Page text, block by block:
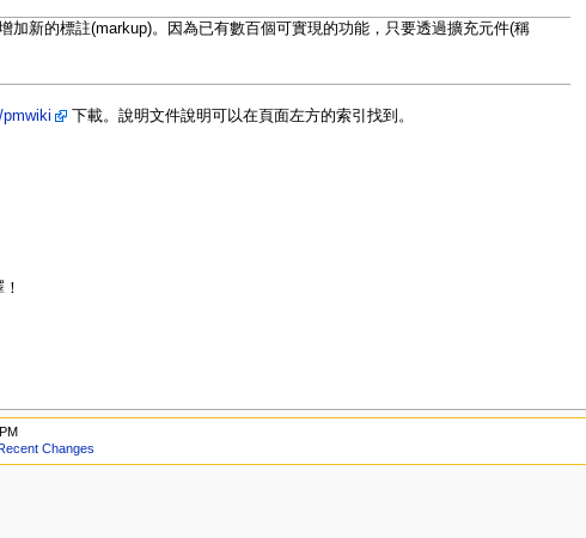
新的標註(markup)。因為已有數百個可實現的功能，只要透過擴充元件(稱
下載。說明文件說明可以在頁面左方的索引找到。
Changes